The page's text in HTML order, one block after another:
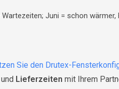
Juni = schon wärmer,
Sie den Drutex-
Lieferzeiten mit Ihrem